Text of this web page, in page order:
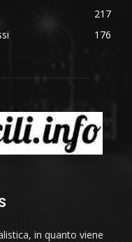
217
176
in quanto viene